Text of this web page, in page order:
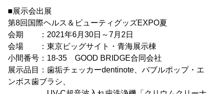
■展示会出展
第8回国際ヘルス＆ビューティグッズEXPO夏
会期 ：2021年6月30日～7月2日
会場 ：東京ビッグサイト・青海展示棟
小間番号：18-35 GOOD BRIDGE合同会社
展示品目：歯垢チェッカーdentinote、バブルポップ・エ
ンボス歯ブラシ、